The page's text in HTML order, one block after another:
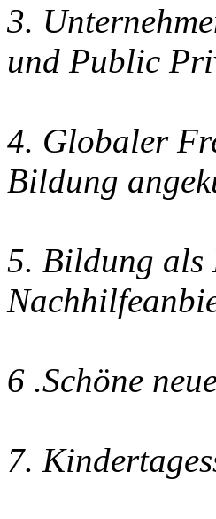
3.
und Public
4. Globaler
Bildung
5. Bildung als
6 .Schöne
7.